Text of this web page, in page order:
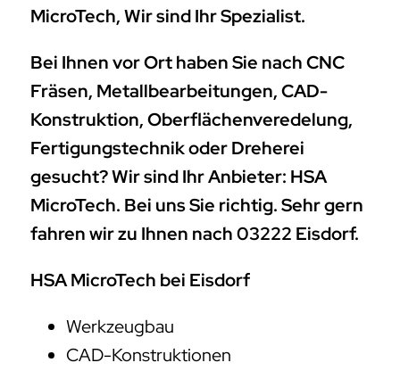
MicroTech, Wir sind Ihr Spezialist.
Bei Ihnen vor Ort haben Sie nach CNC
Fräsen, Metallbearbeitungen, CAD-
Konstruktion, Oberflächenveredelung,
Fertigungstechnik oder Dreherei
gesucht? Wir sind Ihr Anbieter: HSA
MicroTech. Bei uns Sie richtig. Sehr gern
fahren wir zu Ihnen nach 03222 Eisdorf.
HSA MicroTech bei Eisdorf
Werkzeugbau
CAD-Konstruktionen